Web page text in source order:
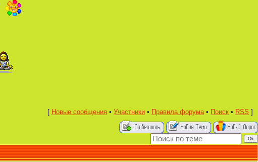
[ Новые сообщения • Участники • Правила форума• Поиск • RSS ]